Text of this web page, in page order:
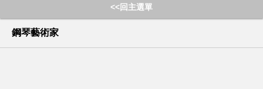
<<回主選單
鋼琴藝術家